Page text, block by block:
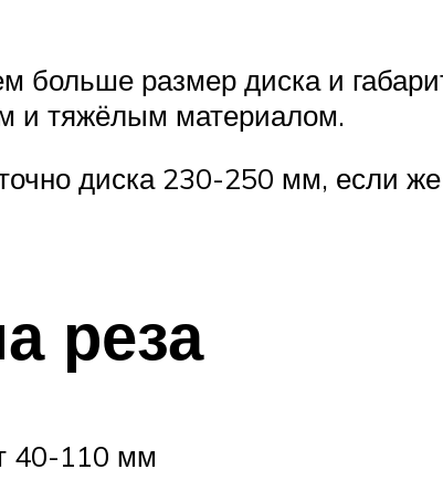
размер диска и
и тяжёлым материалом.
диска 230-250 мм, если
реза
40-110 мм